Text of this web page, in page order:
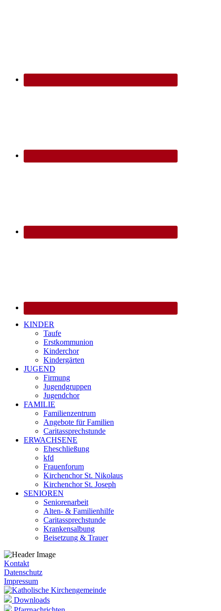
KINDER
Taufe
Erstkommunion
Kinderchor
Kindergärten
JUGEND
Firmung
Jugendgruppen
Jugendchor
FAMILIE
Familienzentrum
Angebote für Familien
Caritassprechstunde
ERWACHSENE
Eheschließung
kfd
Frauenforum
Kirchenchor St. Nikolaus
Kirchenchor St. Joseph
SENIOREN
Seniorenarbeit
Alten- & Familienhilfe
Caritassprechstunde
Krankensalbung
Beisetzung & Trauer
Kontakt
Datenschutz
Impressum
Downloads